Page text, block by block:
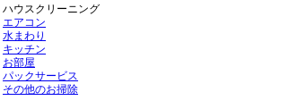
ハウスクリーニング
エアコン
水まわり
キッチン
お部屋
パックサービス
その他のお掃除